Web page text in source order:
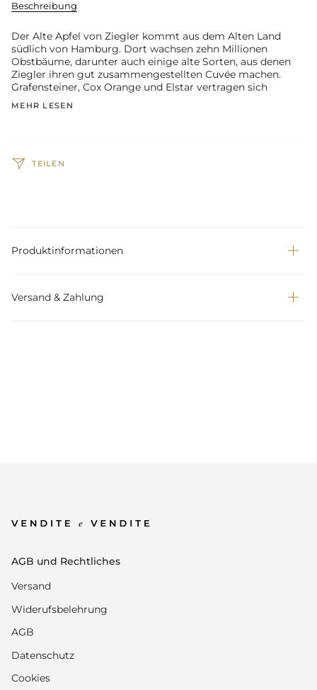
Beschreibung
Der Alte Apfel von Ziegler kommt aus dem Alten Land
südlich von Hamburg. Dort wachsen zehn Millionen
Obstbäume, darunter auch einige alte Sorten, aus denen
Ziegler ihren gut zusammengestellten Cuvée machen.
Grafensteiner, Cox Orange und Elstar vertragen sich
MEHR LESEN
TEILEN
Produktinformationen
Versand & Zahlung
AGB und Rechtliches
Versand
Widerufsbelehrung
AGB
Datenschutz
Cookies